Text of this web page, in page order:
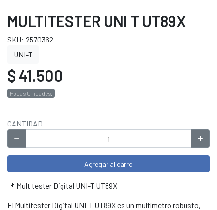
MULTITESTER UNI T UT89X
SKU: 2570362
UNI-T
$ 41.500
Pocas Unidades.
CANTIDAD
Agregar al carro
📌 Multitester Digital UNI-T UT89X
El Multitester Digital UNI-T UT89X es un multímetro robusto,